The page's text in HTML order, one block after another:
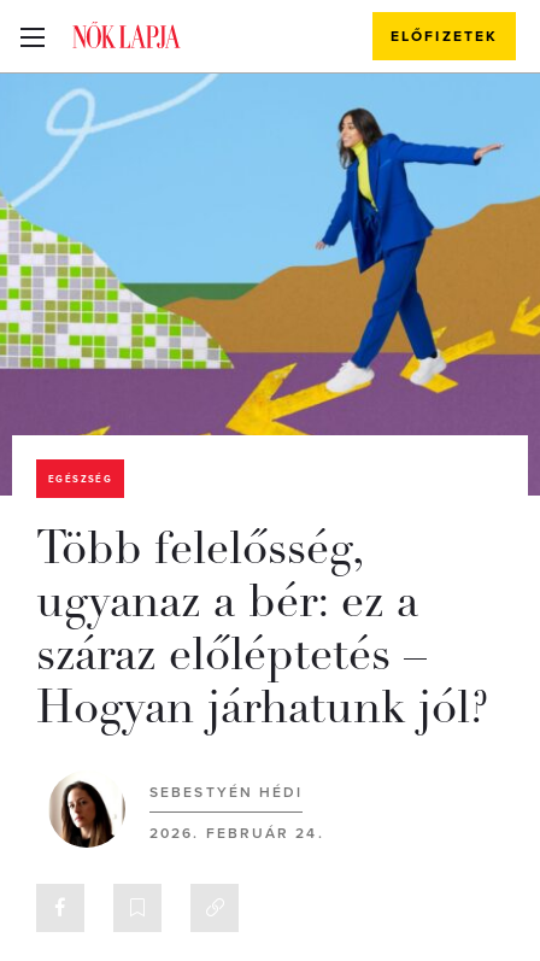
ELŐFIZETEK
EGÉSZSÉG
Több felelősség,
ugyanaz a bér: ez a
száraz előléptetés –
Hogyan járhatunk jól?
SEBESTYÉN HÉDI
2026. FEBRUÁR 24.